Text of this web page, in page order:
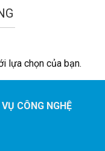
lựa chọn của bạn.
CÔNG NGHỆ
(GETT)